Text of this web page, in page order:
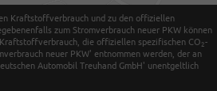
Kraftstoffverbrauch und zu den offiziellen
zum Stromverbrauch neuer PKW können
die offiziellen spezifischen CO 2-
neuer PKW' entnommen werden, der an
Automobil Treuhand GmbH' unentgeltlich